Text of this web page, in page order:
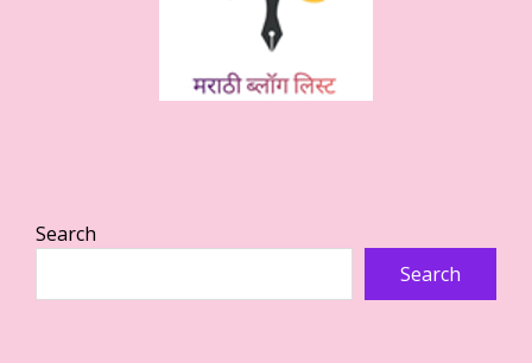
Search
Search